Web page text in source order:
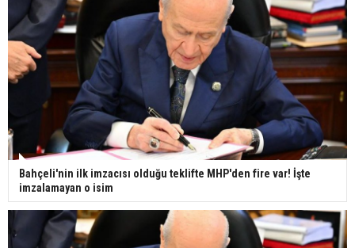
Bahçeli'nin ilk imzacısı olduğu teklifte MHP'den fire var! İşte
imzalamayan o isim